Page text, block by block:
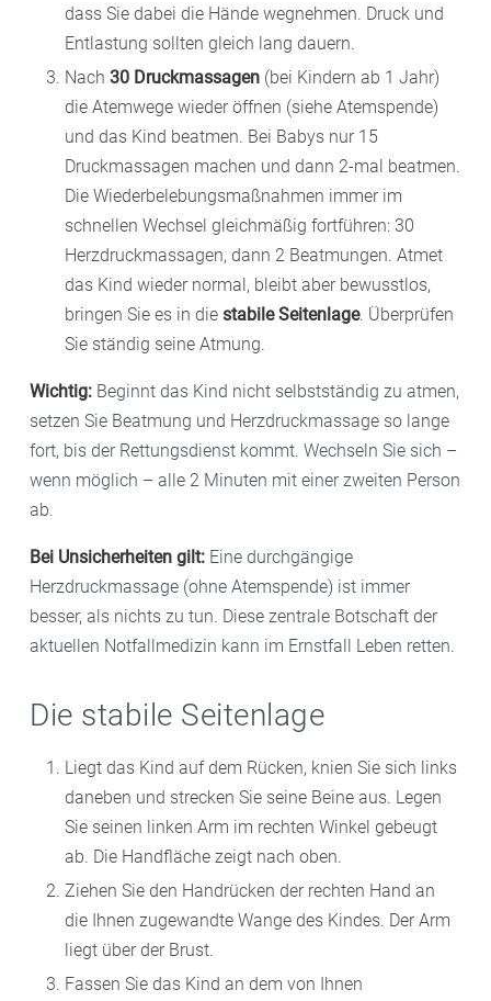
dass Sie dabei die Hände wegnehmen. Druck und
Entlastung sollten gleich lang dauern.
Nach 30 Druckmassagen (bei Kindern ab 1 Jahr)
die Atemwege wieder öffnen (siehe Atemspende)
und das Kind beatmen. Bei Babys nur 15
Druckmassagen machen und dann 2-mal beatmen.
Die Wiederbelebungsmaßnahmen immer im
schnellen Wechsel gleichmäßig fortführen: 30
Herzdruckmassagen, dann 2 Beatmungen. Atmet
das Kind wieder normal, bleibt aber bewusstlos,
bringen Sie es in die stabile Seitenlage. Überprüfen
Sie ständig seine Atmung.
Wichtig: Beginnt das Kind nicht selbstständig zu atmen,
setzen Sie Beatmung und Herzdruckmassage so lange
fort, bis der Rettungsdienst kommt. Wechseln Sie sich –
wenn möglich – alle 2 Minuten mit einer zweiten Person
ab.
Bei Unsicherheiten gilt: Eine durchgängige
Herzdruckmassage (ohne Atemspende) ist immer
besser, als nichts zu tun. Diese zentrale Botschaft der
aktuellen Notfallmedizin kann im Ernstfall Leben retten.
Die stabile Seitenlage
Liegt das Kind auf dem Rücken, knien Sie sich links
daneben und strecken Sie seine Beine aus. Legen
Sie seinen linken Arm im rechten Winkel gebeugt
ab. Die Handfläche zeigt nach oben.
Ziehen Sie den Handrücken der rechten Hand an
die Ihnen zugewandte Wange des Kindes. Der Arm
liegt über der Brust.
Fassen Sie das Kind an dem von Ihnen